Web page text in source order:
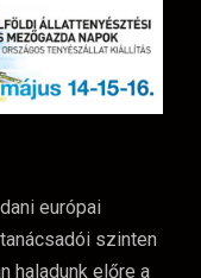
európai
szinten
haladunk előre a